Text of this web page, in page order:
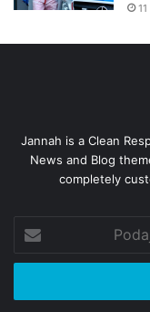
Jannah is a Clean
News and Blog
completely
swój
adres